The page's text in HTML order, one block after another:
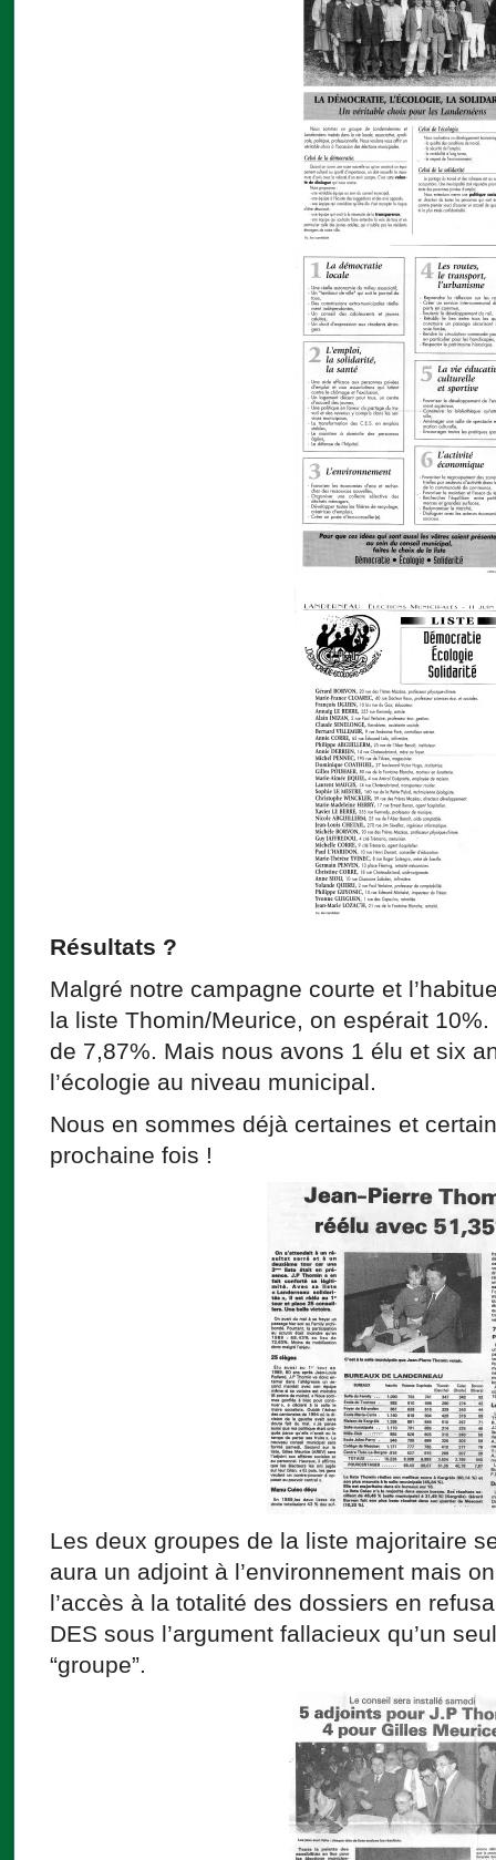
Résultats ?
Malgré notre campagne courte et
la liste Thomin/Meurice, on espérait
de 7,87%. Mais nous avons 1 élu et six
l’écologie au niveau municipal.
Nous en sommes déjà certaines et
prochaine fois !
Les deux groupes de la liste majoritaire
aura un adjoint à l’environnement mais
l’accès à la totalité des dossiers en
DES sous l’argument fallacieux qu’un
“groupe”.